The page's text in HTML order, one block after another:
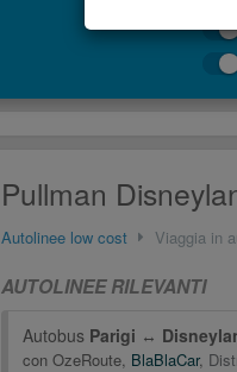
Pullman
Autolinee low cost Viaggia in
AUTOLINEE RILEVANTI
Autobus Parigi ↔
con OzeRoute, BlaBlaCar,